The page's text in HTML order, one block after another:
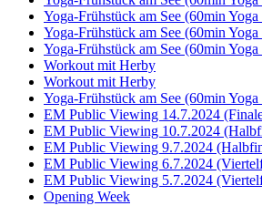
Yoga-Frühstück am See (60min
Yoga-Frühstück am See (60min
Yoga-Frühstück am See (60min
Workout mit Herby
Workout mit Herby
Yoga-Frühstück am See (60min
EM Public Viewing 14.7.2024
EM Public Viewing 10.7.2024
EM Public Viewing 9.7.2024
EM Public Viewing 6.7.2024
EM Public Viewing 5.7.2024
Opening Week